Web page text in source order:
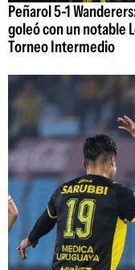
Peñarol 5-1
goleó con un notable
Torneo Intermedio